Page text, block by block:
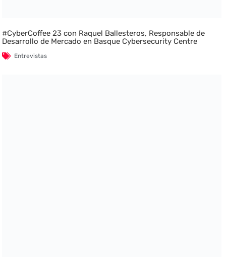
#CyberCoffee 23 con Raquel Ballesteros, Responsable de
Desarrollo de Mercado en Basque Cybersecurity Centre
Entrevistas